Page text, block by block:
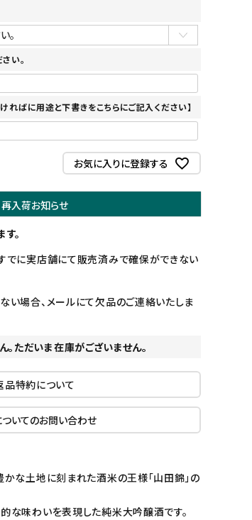
い。
ればに用途と下書きをこちらにご記入ください】
お気に入りに登録する
再入荷お知らせ
。
でに実店舗にて販売済みで確保ができない
い場合、メールにて欠品のご連絡いたしま
。ただいま在庫がございません。
品特約について
いてのお問い合わせ
な土地に刻まれた酒米の王様「山田錦」の
な味わいを表現した純米大吟醸酒です。